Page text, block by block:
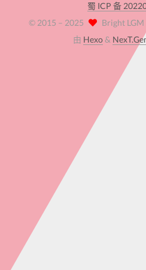
蜀 ICP 备
© 2015 – 2025 Bright LGM
由 Hexo&